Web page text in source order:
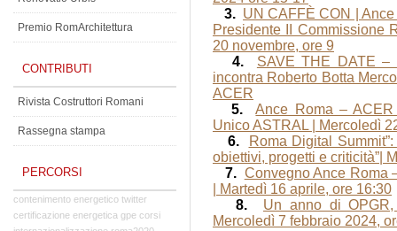
3. UN CAFFÈ CON |
Presidente II Commissione
20 novembre, ore 9
4.
SAVE THE DATE
incontra Roberto Botta
ACER
5.
Ance Roma – ACER
Unico ASTRAL | Mercoledì
6.
Roma Digital
obiettivi, progetti e criticità”|
7. Convegno Ance Roma
| Martedì 16 aprile, ore 16:30
8.
Un anno di
Mercoledì 7 febbraio 2024,
Premio RomArchitettura
CONTRIBUTI
Rivista Costruttori Romani
Rassegna stampa
PERCORSI
contenimento energetico twitter
certificazione energetica gpe corsi